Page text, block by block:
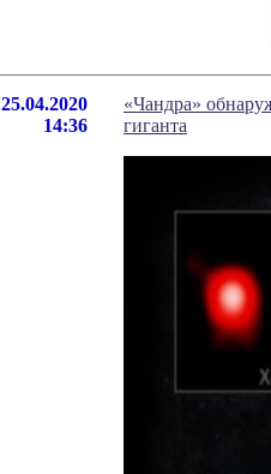
25.04.2020
14:36
«Чандра»
гиганта